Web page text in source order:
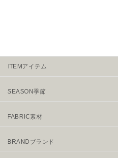
ITEMアイテム
SEASON季節
FABRIC素材
BRANDブランド